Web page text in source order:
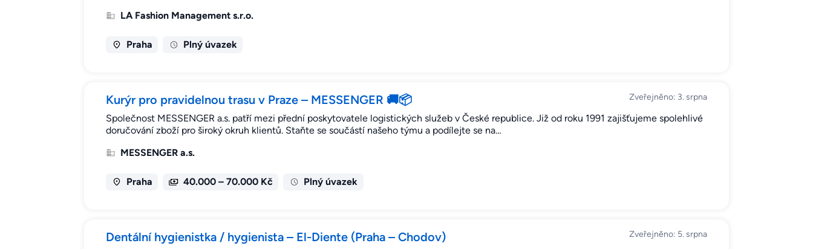
LA Fashion Management s.r.o.
Praha Plný úvazek
Kurýr pro pravidelnou trasu v Praze – MESSENGER 🚚📦 Zveřejněno: 3. srpna
Společnost MESSENGER a.s. patří mezi přední poskytovatele logistických služeb v České republice. Již od roku 1991 zajišťujeme spolehlivé
doručování zboží pro široký okruh klientů. Staňte se součástí našeho týmu a podílejte se na…
MESSENGER a.s.
Praha 40.000 – 70.000 Kč Plný úvazek
Dentální hygienistka / hygienista – El-Diente (Praha – Chodov) Zveřejněno: 5. srpna